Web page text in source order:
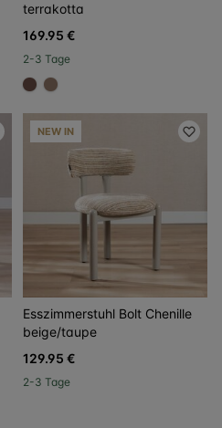
terrakotta
169.95 €
2-3 Tage
#6e5148
#967b6a
NEW IN
Esszimmerstuhl Bolt Chenille
beige/taupe
129.95 €
2-3 Tage